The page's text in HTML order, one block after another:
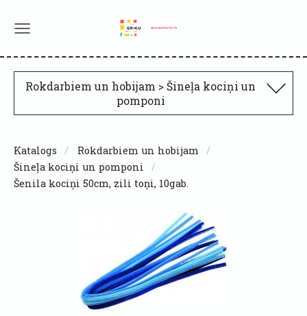
Rokdarbiem un hobijam > Šineļa kociņi un
pomponi
Katalogs
Rokdarbiem un hobijam
Šineļa kociņi un pomponi
Šenila kociņi 50cm, zili toņi, 10gab.